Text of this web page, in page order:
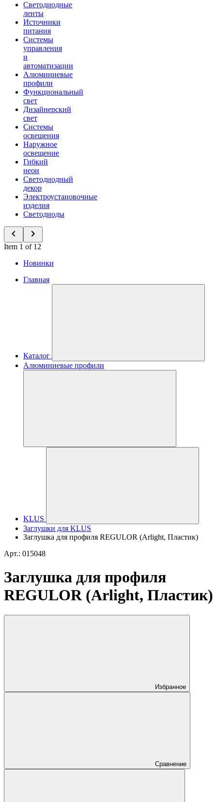
Светодиодные
ленты
Источники
питания
Системы
управления
и
автоматизации
Алюминиевые
профили
Функциональный
свет
Дизайнерский
свет
Системы
освещения
Наружное
освещение
Гибкий
неон
Светодиодный
декор
Электроустановочные
изделия
Светодиоды
Item 1 of 12
Новинки
Главная
Каталог
Алюминиевые профили
KLUS
Заглушки для KLUS
Заглушка для профиля REGULOR (Arlight, Пластик)
Арт.: 015048
Заглушка для профиля
REGULOR (Arlight, Пластик)
Избранное
Сравнение